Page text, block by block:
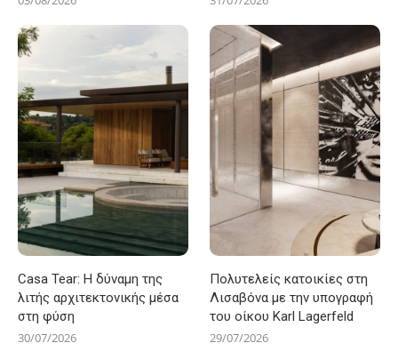
Casa Tear: Η δύναμη της
λιτής αρχιτεκτονικής μέσα
στη φύση
30/07/2026
Πολυτελείς κατοικίες στη
Λισαβόνα με την υπογραφή
του οίκου Karl Lagerfeld
29/07/2026